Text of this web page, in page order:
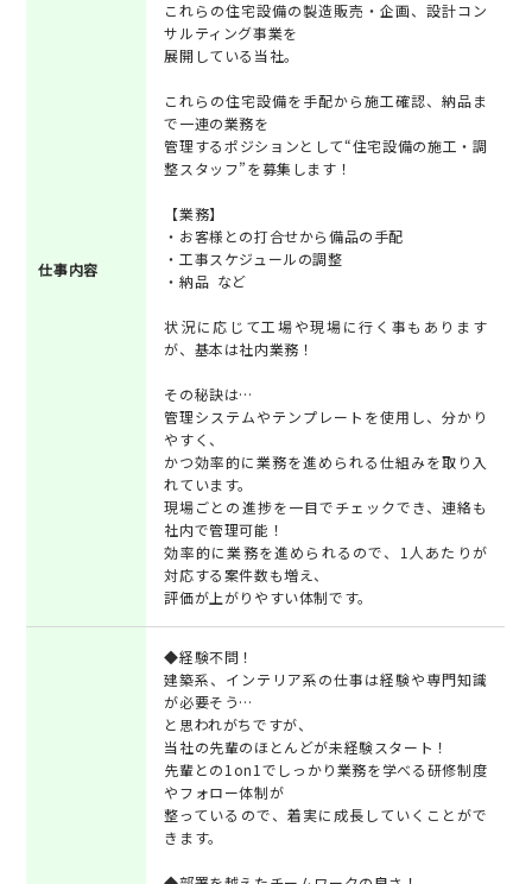
仕事内容
これらの住宅設備の製造販売・企画、設計コン
サルティング事業を
展開している当社。
これらの住宅設備を手配から施工確認、納品ま
で一連の業務を
管理するポジションとして“住宅設備の施工・調
整スタッフ”を募集します！
【業務】
・お客様との打合せから備品の手配
・工事スケジュールの調整
・納品 など
状況に応じて工場や現場に行く事もあります
が、基本は社内業務！
その秘訣は…
管理システムやテンプレートを使用し、分かり
やすく、
かつ効率的に業務を進められる仕組みを取り入
れています。
現場ごとの進捗を一目でチェックでき、連絡も
社内で管理可能！
効率的に業務を進められるので、1人あたりが
対応する案件数も増え、
評価が上がりやすい体制です。
◆経験不問！
建築系、インテリア系の仕事は経験や専門知識
が必要そう…
と思われがちですが、
当社の先輩のほとんどが未経験スタート！
先輩との1on1でしっかり業務を学べる研修制度
やフォロー体制が
整っているので、着実に成長していくことがで
きます。